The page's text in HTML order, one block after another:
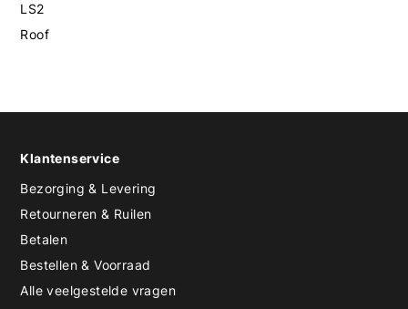
LS2
Roof
Klantenservice
Bezorging & Levering
Retourneren & Ruilen
Betalen
Bestellen & Voorraad
Alle veelgestelde vragen